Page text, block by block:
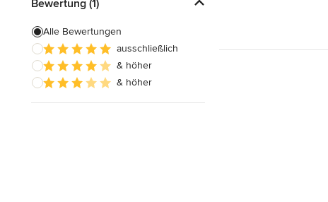
Bewertung (1)
Alle Bewertungen
ausschließlich
& höher
& höher